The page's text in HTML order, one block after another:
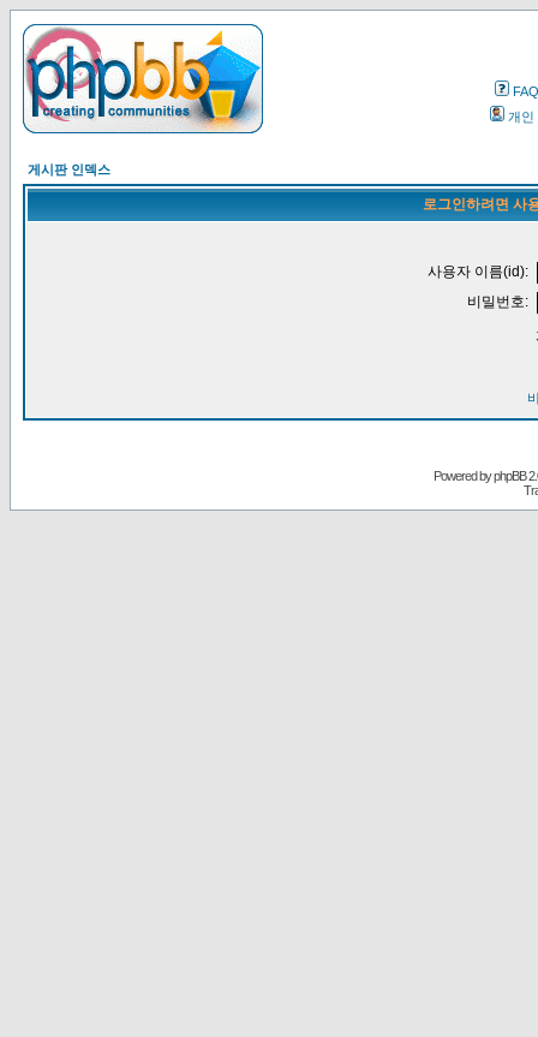
FAQ
개인
게시판 인덱스
로그인하려면 사
사용자 이름(id):
비밀번호:
Powered byphpBB